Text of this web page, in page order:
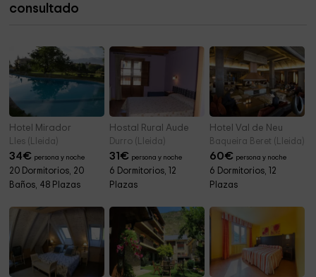
consultado
Hotel Mirador
Lles (Lleida)
34€ persona y noche
20 Dormitorios, 20
Baños, 48 Plazas
Hostal Rural Aude
Durro (Lleida)
31€ persona y noche
6 Dormitorios, 12
Plazas
Hotel Val de Neu
Baqueira Beret (Lleida)
60€ persona y noche
6 Dormitorios, 12
Plazas